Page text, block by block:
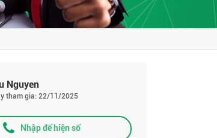
Nguyen
tham gia: 22/11/2025
Nhập để hiện số